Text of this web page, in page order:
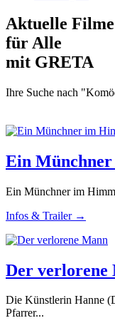
Aktuelle Filme
für Alle
mit GRETA
Ihre Suche nach
Ein
Ein Münchner im
Infos & Trailer →
Der verlorene
Die Künstlerin Hanne
Pfarrer...